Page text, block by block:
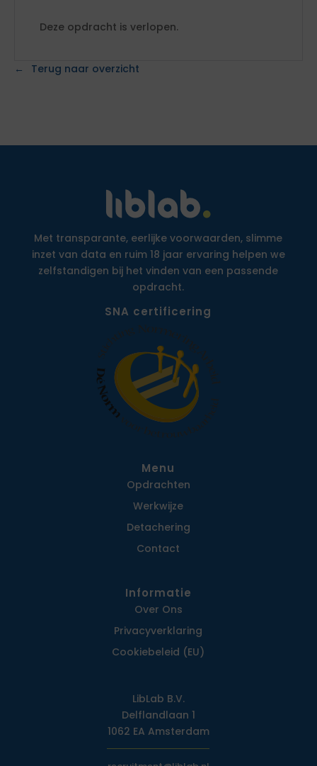
Deze opdracht is verlopen.
Terug naar overzicht
Met transparante, eerlijke voorwaarden, slimme
inzet van data en ruim 18 jaar ervaring helpen we
zelfstandigen bij het vinden van een passende
opdracht.
SNA certificering
Menu
Opdrachten
Werkwijze
Detachering
Contact
Informatie
Over Ons
Privacy­verklaring
Cookiebeleid (EU)
LibLab B.V.
Delflandlaan 1
1062 EA Amsterdam